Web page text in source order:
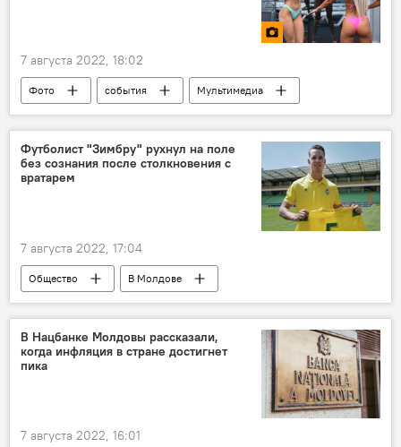
7 августа 2022, 18:02
Фото события Мультимедиа
Футболист "Зимбру" рухнул на поле
без сознания после столкновения с
вратарем
7 августа 2022, 17:04
Общество В Молдове
В Нацбанке Молдовы рассказали,
когда инфляция в стране достигнет
пика
7 августа 2022, 16:01